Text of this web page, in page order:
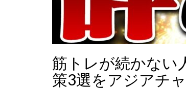
筋トレが続かない
策3選をアジアチ